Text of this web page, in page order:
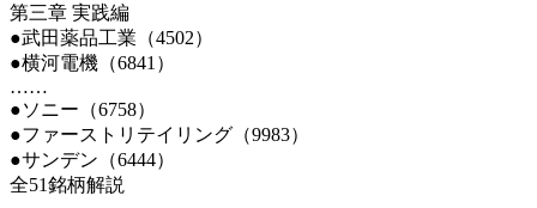
第三章 実践編
●武田薬品工業（4502）
●横河電機（6841）
……
●ソニー（6758）
●ファーストリテイリング（9983）
●サンデン（6444）
全51銘柄解説